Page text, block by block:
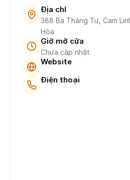
Địa chỉ
388 Ba Tháng Tư, Cam
Hòa
Giờ mở cửa
Chưa cập nhật
Website
Điện thoại